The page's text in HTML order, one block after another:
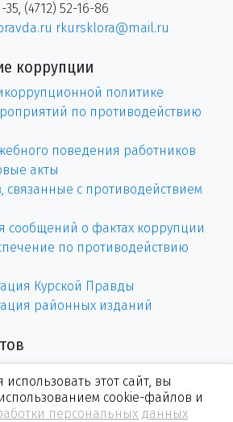
(4712) 52-16-86
rkursklora@mail.ru
коррупции
политике
по противодействию
поведения работников
акты
с противодействием
сообщений о фактах коррупции
по противодействию
Курской Правды
районных изданий
этот сайт, вы
cookie-файлов и
персональных данных